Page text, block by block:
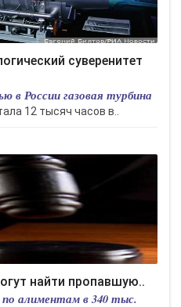
в России газовая турбина
12 тысяч часов в..
найти пропавшую..
по алиментам в 340 тыс.